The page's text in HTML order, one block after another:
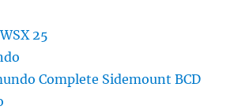
25
Complete Sidemount BCD